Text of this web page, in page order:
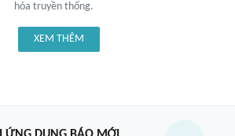
hóa truyền thống.
XEM THÊM